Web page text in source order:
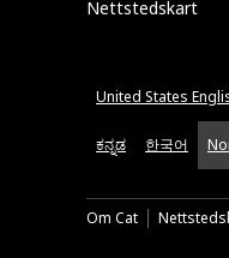
Nettstedskart
United States
ಕನ್ನಡ 한국어
Om Cat